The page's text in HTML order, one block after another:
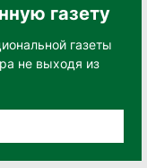
газету
газеты
не выходя из